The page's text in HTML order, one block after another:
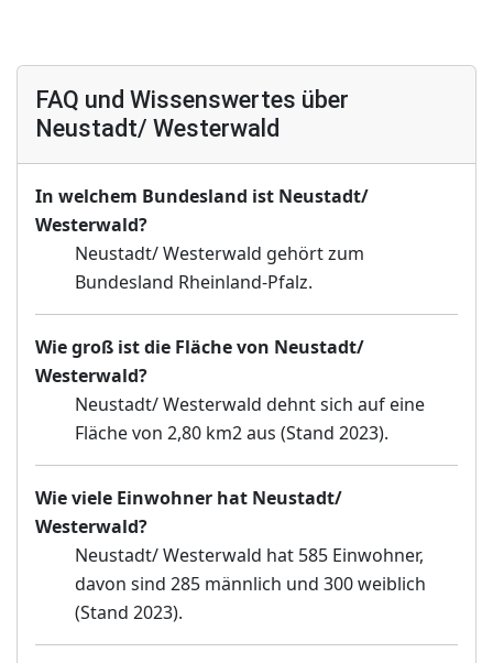
FAQ und Wissenswertes über
Neustadt/ Westerwald
In welchem Bundesland ist Neustadt/
Westerwald?
Neustadt/ Westerwald gehört zum
Bundesland Rheinland-Pfalz.
Wie groß ist die Fläche von Neustadt/
Westerwald?
Neustadt/ Westerwald dehnt sich auf eine
Fläche von 2,80 km2 aus (Stand 2023).
Wie viele Einwohner hat Neustadt/
Westerwald?
Neustadt/ Westerwald hat 585 Einwohner,
davon sind 285 männlich und 300 weiblich
(Stand 2023).